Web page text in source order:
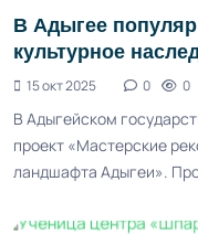
В Адыгее
культурное
15 окт 2025 0 0
В Адыгейском
проект «Мастерские
ландшафта Адыгеи».